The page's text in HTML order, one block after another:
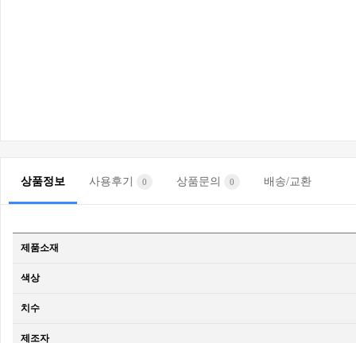
상품정보 사용후기 0 상품문의 0 배송/교환
제품소재
색상
치수
제조자